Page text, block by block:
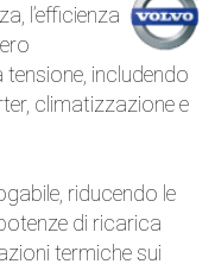
l’efficienza
includendo
climatizzazione e
riducendo le
di ricarica
termiche sui